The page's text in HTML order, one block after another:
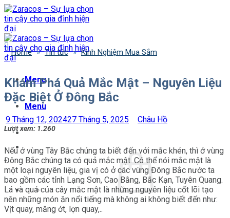
Bỏ
qua
nội
dung
Menu
Menu
Home » Tin tức » Kinh Nghiệm Mua Sắm
Khám Phá Quả Mắc Mật – Nguyên Liệu
Đặc Biệt Ở Đông Bắc
9 Tháng 12, 202427 Tháng 5, 2025 Châu Hồ
Lượt xem: 1.260
Nếu ở vùng Tây Bắc chúng ta biết đến với mắc khén, thì ở vùng
Đông Bắc chúng ta có quả mắc mật. Có thể nói mắc mật là
một loại nguyên liệu, gia vị có ở các vùng Đông Bắc nước ta
bao gồm các tỉnh Lạng Sơn, Cao Bằng, Bắc Kạn, Tuyên Quang.
Lá và quả của cây mắc mật là những nguyên liệu cốt lõi tạo
nên những món ăn nổi tiếng mà không ai không biết đến như:
Vịt quay, măng ớt, lợn quay,..